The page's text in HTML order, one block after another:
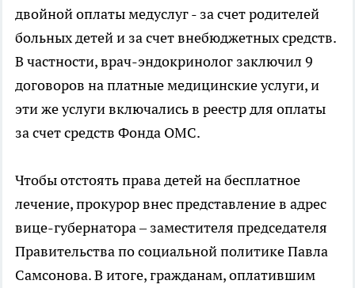
двойной оплаты медуслуг - за счет родителей
больных детей и за счет внебюджетных средств.
В частности, врач-эндокринолог заключил 9
договоров на платные медицинские услуги, и
эти же услуги включались в реестр для оплаты
за счет средств Фонда ОМС.
Чтобы отстоять права детей на бесплатное
лечение, прокурор внес представление в адрес
вице-губернатора – заместителя председателя
Правительства по социальной политике Павла
Самсонова. В итоге, гражданам, оплатившим